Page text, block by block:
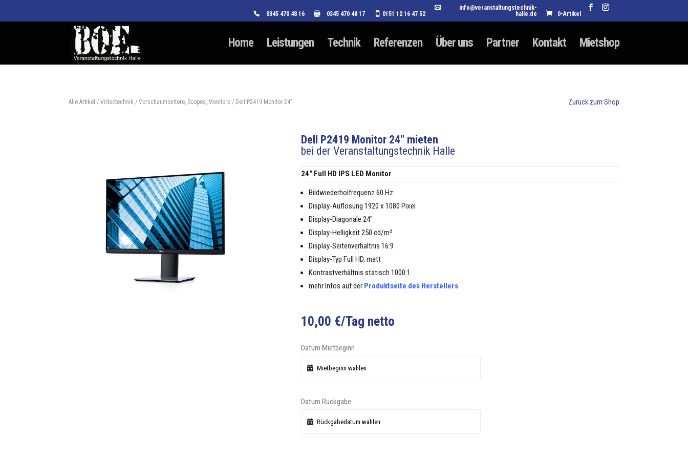
0345 470 48 16 0345 470 48 17 0151 12 16 47 52
info@veranstaltungstechnik-
halle.de
0-Artikel
Home Leistungen Technik Referenzen Über uns Partner Kontakt Mietshop
Alle Artikel /Videotechnik /Vorschaumonitore, Scopes, Monitore / Dell P2419 Monitor 24″ Zurück zum Shop
Dell P2419 Monitor 24″ mieten
bei der Veranstaltungstechnik Halle
24″ Full HD IPS LED Mon­i­tor
Bild­wieder­hol­fre­quenz 60 Hz
Dis­play-Auflö­sung 1920 x 1080 Pix­el
Dis­play-Diag­o­nale 24″
Dis­play-Hel­ligkeit 250 cd/m²
Dis­play-Seit­en­ver­hält­nis 16:9
Dis­play-Typ Full HD, matt
Kon­trastver­hält­nis sta­tisch 1000:1
mehr Infos auf der Pro­duk­t­seite des Her­stellers
10,00 €/Tag netto
Datum Mietbeginn
Datum Rückgabe